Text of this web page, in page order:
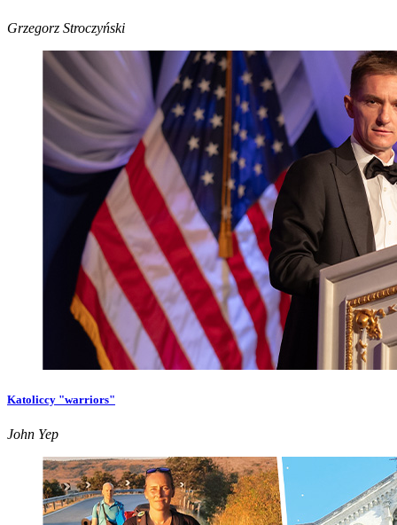
Grzegorz Stroczyński
Katoliccy "warriors"
John Yep